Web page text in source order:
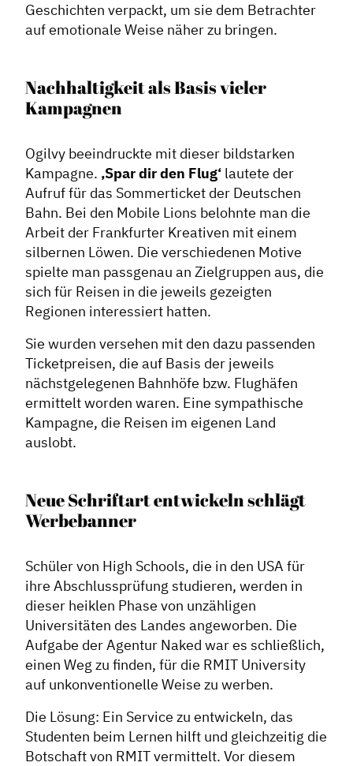
Geschichten verpackt, um sie dem Betrachter
auf emotionale Weise näher zu bringen.
Nachhaltigkeit als Basis vieler
Kampagnen
Ogilvy beeindruckte mit dieser bildstarken
Kampagne. ‚Spar dir den Flug‘ lautete der
Aufruf für das Sommerticket der Deutschen
Bahn. Bei den Mobile Lions belohnte man die
Arbeit der Frankfurter Kreativen mit einem
silbernen Löwen. Die verschiedenen Motive
spielte man passgenau an Zielgruppen aus, die
sich für Reisen in die jeweils gezeigten
Regionen interessiert hatten.
Sie wurden versehen mit den dazu passenden
Ticketpreisen, die auf Basis der jeweils
nächstgelegenen Bahnhöfe bzw. Flughäfen
ermittelt worden waren. Eine sympathische
Kampagne, die Reisen im eigenen Land
auslobt.
Neue Schriftart entwickeln schlägt
Werbebanner
Schüler von High Schools, die in den USA für
ihre Abschlussprüfung studieren, werden in
dieser heiklen Phase von unzähligen
Universitäten des Landes angeworben. Die
Aufgabe der Agentur Naked war es schließlich,
einen Weg zu finden, für die RMIT University
auf unkonventionelle Weise zu werben.
Die Lösung: Ein Service zu entwickeln, das
Studenten beim Lernen hilft und gleichzeitig die
Botschaft von RMIT vermittelt. Vor diesem